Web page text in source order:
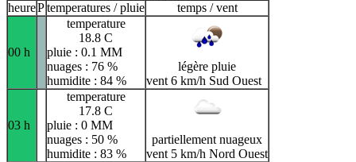
heurePtemperatures / pluie temps / vent
00 h
temperature
18.8 C
pluie : 0.1 MM
nuages : 76 %
humidite : 84 %
légère pluie
vent 6 km/h Sud Ouest
03 h
temperature
17.8 C
pluie : 0 MM
nuages : 50 %
humidite : 83 %
partiellement nuageux
vent 5 km/h Nord Ouest